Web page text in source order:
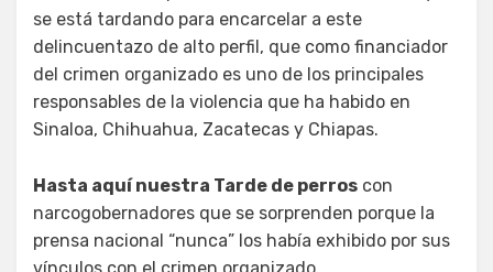
se está tardando para encarcelar a este
delincuentazo de alto perfil, que como financiador
del crimen organizado es uno de los principales
responsables de la violencia que ha habido en
Sinaloa, Chihuahua, Zacatecas y Chiapas.
Hasta aquí nuestra Tarde de perros con
narcogobernadores que se sorprenden porque la
prensa nacional “nunca” los había exhibido por sus